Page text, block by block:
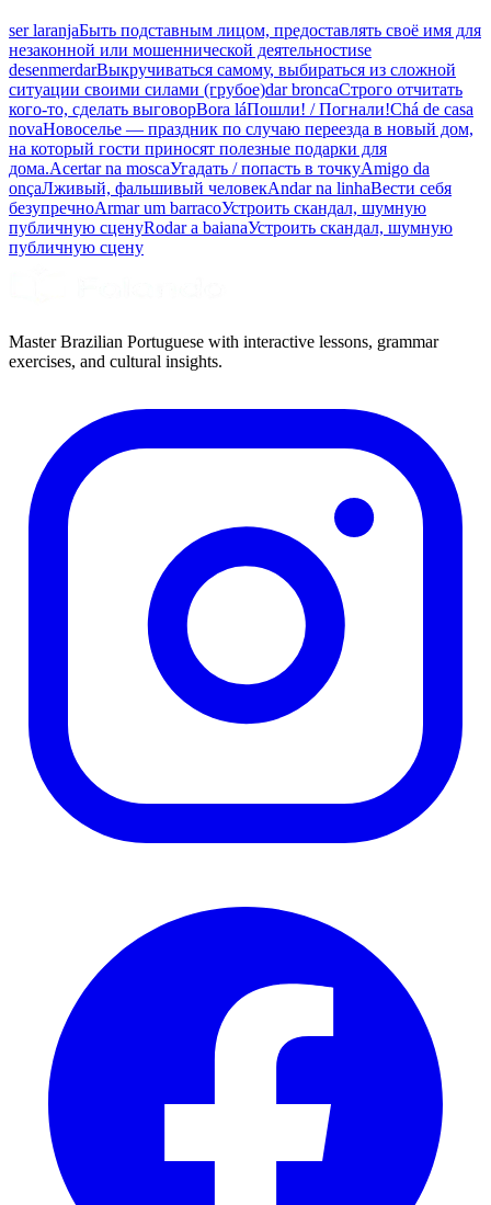
ser laranjaБыть подставным лицом, предоставлять своё имя для
незаконной или мошеннической деятельностиse
desenmerdarВыкручиваться самому, выбираться из сложной
ситуации своими силами (грубое)dar broncaСтрого отчитать
кого-то, сделать выговорBora láПошли! / Погнали!Chá de casa
novaНовоселье — праздник по случаю переезда в новый дом,
на который гости приносят полезные подарки для
дома.Acertar na moscaУгадать / попасть в точкуAmigo da
onçaЛживый, фальшивый человекAndar na linhaВести себя
безупречноArmar um barracoУстроить скандал, шумную
публичную сценуRodar a baianaУстроить скандал, шумную
публичную сцену
Master Brazilian Portuguese with interactive lessons, grammar
exercises, and cultural insights.